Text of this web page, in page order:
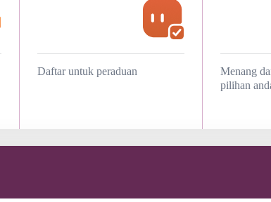
Daftar untuk peraduan
Menang
pilihan